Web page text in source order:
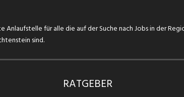
für alle die auf der Suche nach Jobs in der
sind.
RATGEBER